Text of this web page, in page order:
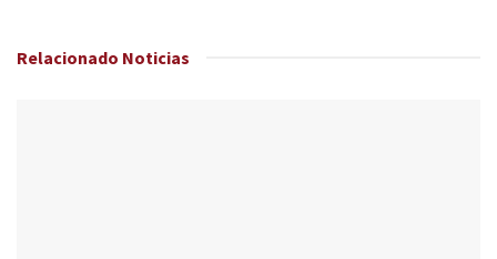
Relacionado Noticias